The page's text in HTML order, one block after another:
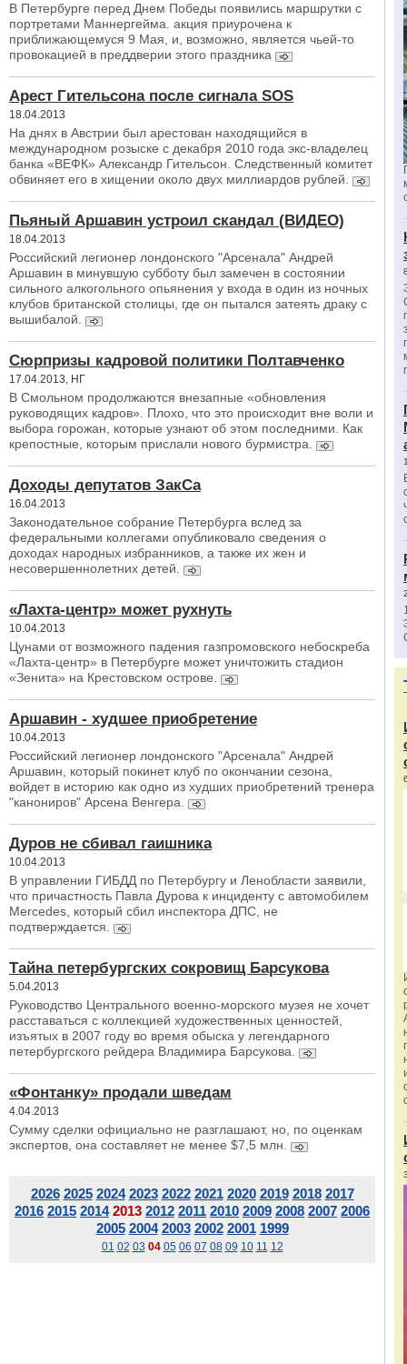
В Петербурге перед Днем Победы появились маршрутки с
портретами Маннергейма. акция приурочена к
приближающемуся 9 Мая, и, возможно, является чьей-то
провокацией в преддверии этого праздника
Арест Гительсона после сигнала SOS
18.04.2013
На днях в Австрии был арестован находящийся в
международном розыске с декабря 2010 года экс-владелец
банка «ВЕФК» Александр Гительсон. Следственный комитет
обвиняет его в хищении около двух миллиардов рублей.
Пьяный Аршавин устроил скандал (ВИДЕО)
18.04.2013
Российский легионер лондонского "Арсенала" Андрей
Аршавин в минувшую субботу был замечен в состоянии
сильного алкогольного опьянения у входа в один из ночных
клубов британской столицы, где он пытался затеять драку с
вышибалой.
Сюрпризы кадровой политики Полтавченко
17.04.2013, НГ
В Смольном продолжаются внезапные «обновления
руководящих кадров». Плохо, что это происходит вне воли и
выбора горожан, которые узнают об этом последними. Как
крепостные, которым прислали нового бурмистра.
Доходы депутатов ЗакСа
16.04.2013
Законодательное собрание Петербурга вслед за
федеральными коллегами опубликовало сведения о
доходах народных избранников, а также их жен и
несовершеннолетних детей.
«Лахта-центр» может рухнуть
10.04.2013
Цунами от возможного падения газпромовского небоскреба
«Лахта-центр» в Петербурге может уничтожить стадион
«Зенита» на Крестовском острове.
Аршавин - худшее приобретение
10.04.2013
Российский легионер лондонского "Арсенала" Андрей
Аршавин, который покинет клуб по окончании сезона,
войдет в историю как одно из худших приобретений тренера
"канониров" Арсена Венгера.
Дуров не сбивал гаишника
10.04.2013
В управлении ГИБДД по Петербургу и Ленобласти заявили,
что причастность Павла Дурова к инциденту с автомобилем
Mercedes, который сбил инспектора ДПС, не
подтверждается.
Тайна петербургских сокровищ Барсукова
5.04.2013
Руководство Центрального военно-морского музея не хочет
расставаться с коллекцией художественных ценностей,
изъятых в 2007 году во время обыска у легендарного
петербургского рейдера Владимира Барсукова.
«Фонтанку» продали шведам
4.04.2013
Сумму сделки официально не разглашают, но, по оценкам
экспертов, она составляет не менее $7,5 млн.
2026 2025 2024 2023 2022 2021 2020 2019 2018 2017
2016 2015 2014 2013 2012 2011 2010 2009 2008 2007 2006
2005 2004 2003 2002 2001 1999
01 02 03 04 05 06 07 08 09 10 11 12